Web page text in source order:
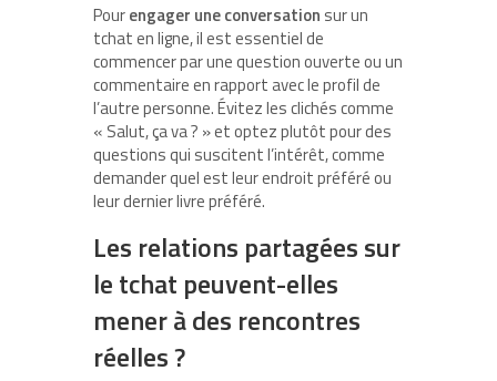
Pourengager une conversation sur un
tchat en ligne, il est essentiel de
commencer par une question ouverte ou un
commentaire en rapport avec le profil de
l’autre personne. Évitez les clichés comme
« Salut, ça va ? » et optez plutôt pour des
questions qui suscitent l’intérêt, comme
demander quel est leur endroit préféré ou
leur dernier livre préféré.
Les relations partagées sur
le tchat peuvent-elles
mener à des rencontres
réelles ?